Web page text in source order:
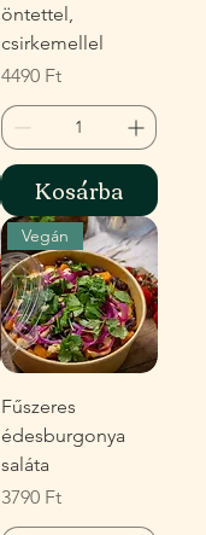
öntettel,
csirkemellel
Ár
4490 Ft
Kosárba
Vegán
Fűszeres
édesburgonya
saláta
Ár
3790 Ft